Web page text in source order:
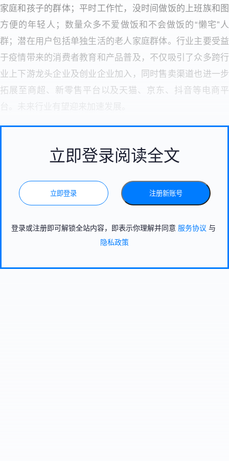
家庭和孩子的群体； 平时工作忙，没时间做饭的上班族和图
方便的年轻人；
数量众多不爱做饭和不会做饭的“懒宅”人
群； 潜在用户包括单独生活的老人家庭群体。 行业主要受益
于疫情带来的消费者教育和产品普及，不仅吸引了众多跨行
业上下游龙头企业及创业企业加入，同时售卖渠道也进一步
拓展至商超、新零售平台以及天猫、京东、抖音等电商平
立即登录阅读全文
立即登录 注册新账号
登录或注册即可解锁全站内容，即表示你理解并同意 服务协议 与
隐私政策